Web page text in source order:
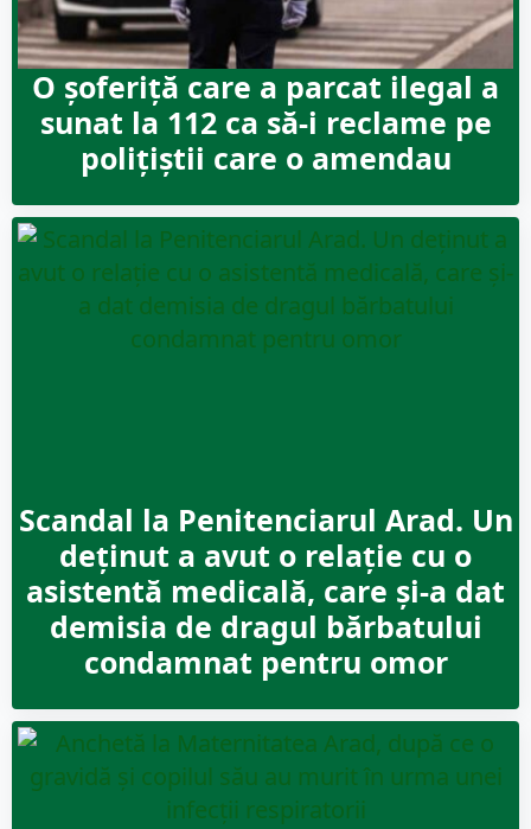
O șoferiță care a parcat ilegal a
sunat la 112 ca să-i reclame pe
polițiștii care o amendau
Scandal la Penitenciarul Arad. Un
deţinut a avut o relație cu o
asistentă medicală, care şi-a dat
demisia de dragul bărbatului
condamnat pentru omor